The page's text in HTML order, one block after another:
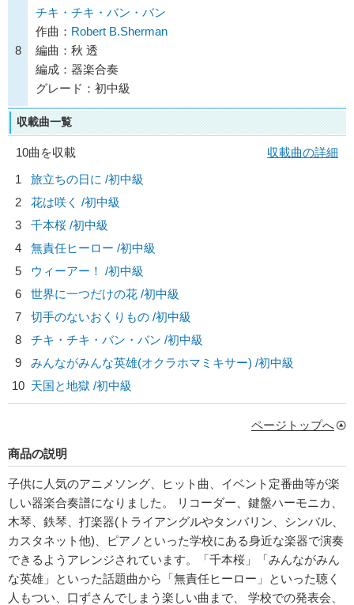
8
チキ・チキ・バン・バン
作曲： Robert B.Sherman
編曲：秋 透
編成：器楽合奏
グレード：初中級
収載曲一覧
10曲を収載
収載曲の詳細
1
旅立ちの日に /初中級
2
花は咲く /初中級
3
千本桜 /初中級
4
無責任ヒーロー /初中級
5
ウィーアー！ /初中級
6
世界に一つだけの花 /初中級
7
切手のないおくりもの /初中級
8
チキ・チキ・バン・バン /初中級
9
みんながみんな英雄(オクラホマミキサー) /初中級
10 天国と地獄 /初中級
ページトップへ
商品の説明
子供に人気のアニメソング、ヒット曲、イベント定番曲等が楽
しい器楽合奏譜になりました。 リコーダー、鍵盤ハーモニカ、
木琴、鉄琴、打楽器(トライアングルやタンバリン、シンバル、
カスタネット他)、ピアノといった学校にある身近な楽器で演奏
できるようアレンジされています。「千本桜」「みんながみん
な英雄」といった話題曲から「無責任ヒーロー」といった聴く
人もつい、口ずさんでしまう楽しい曲まで、 学校での発表会、